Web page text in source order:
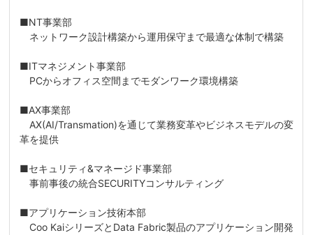
■NT事業部
ネットワーク設計構築から運用保守まで最適な体制で構築
■ITマネジメント事業部
PCからオフィス空間までモダンワーク環境構築
■AX事業部
AX(AI/Transmation)を通じて業務変革やビジネスモデルの変
革を提供
■セキュリティ&マネージド事業部
事前事後の統合SECURITYコンサルティング
■アプリケーション技術本部
Coo KaiシリーズとData Fabric製品のアプリケーション開発